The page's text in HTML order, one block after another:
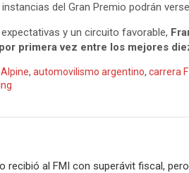
del Gran Premio podrán
y un circuito favorable,
primera vez entre los mejores
Alpine, automovilismo argentino, carrera
recibió al FMI con superávit fiscal, pero